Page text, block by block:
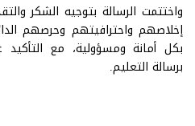
واختتمت الرسالة بتوجيه الشكر
إخلاصهم واحترافيتهم وحرصهم
بكل أمانة ومسؤولية، مع
برسالة التعليم.